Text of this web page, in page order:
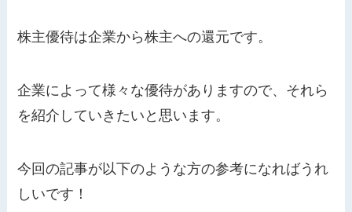
株主優待は企業から株主への還元です。
企業によって様々な優待がありますので、それら
を紹介していきたいと思います。
今回の記事が以下のような方の参考になればうれ
しいです！